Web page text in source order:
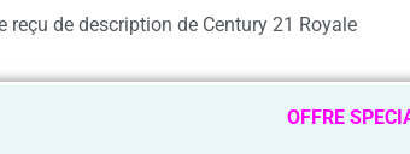
reçu de description de Century 21 Royale
OFFRE